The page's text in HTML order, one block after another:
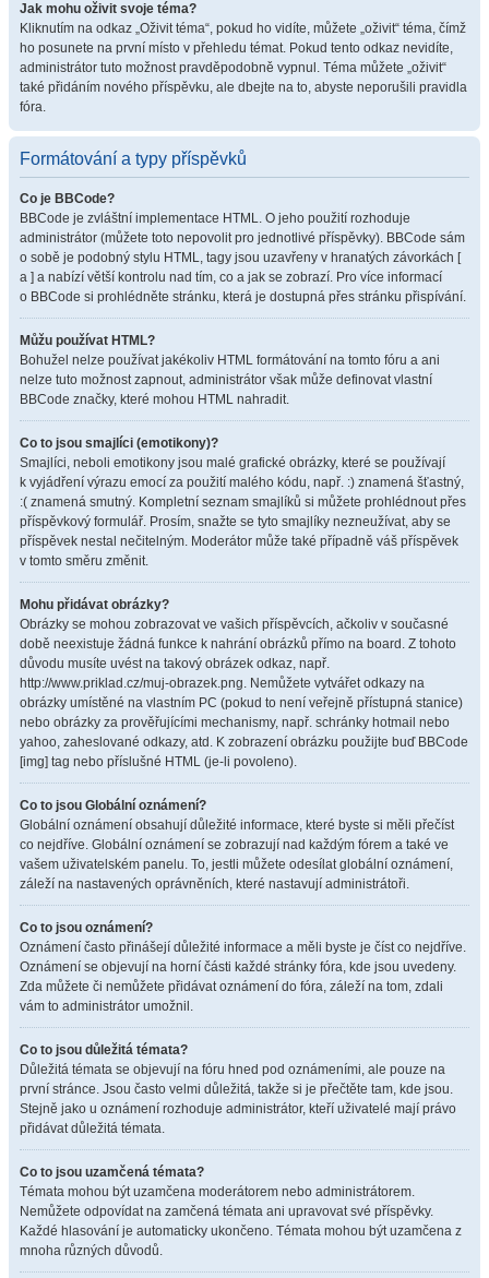
Jak mohu oživit svoje téma?
Kliknutím na odkaz „Oživit téma“, pokud ho vidíte, můžete „oživit“ téma, čímž
ho posunete na první místo v přehledu témat. Pokud tento odkaz nevidíte,
administrátor tuto možnost pravděpodobně vypnul. Téma můžete „oživit“
také přidáním nového příspěvku, ale dbejte na to, abyste neporušili pravidla
fóra.
Formátování a typy příspěvků
Co je BBCode?
BBCode je zvláštní implementace HTML. O jeho použití rozhoduje
administrátor (můžete toto nepovolit pro jednotlivé příspěvky). BBCode sám
o sobě je podobný stylu HTML, tagy jsou uzavřeny v hranatých závorkách [
a ] a nabízí větší kontrolu nad tím, co a jak se zobrazí. Pro více informací
o BBCode si prohlédněte stránku, která je dostupná přes stránku přispívání.
Můžu používat HTML?
Bohužel nelze používat jakékoliv HTML formátování na tomto fóru a ani
nelze tuto možnost zapnout, administrátor však může definovat vlastní
BBCode značky, které mohou HTML nahradit.
Co to jsou smajlíci (emotikony)?
Smajlíci, neboli emotikony jsou malé grafické obrázky, které se používají
k vyjádření výrazu emocí za použití malého kódu, např. :) znamená šťastný,
:( znamená smutný. Kompletní seznam smajlíků si můžete prohlédnout přes
příspěvkový formulář. Prosím, snažte se tyto smajlíky nezneužívat, aby se
příspěvek nestal nečitelným. Moderátor může také případně váš příspěvek
v tomto směru změnit.
Mohu přidávat obrázky?
Obrázky se mohou zobrazovat ve vašich příspěvcích, ačkoliv v současné
době neexistuje žádná funkce k nahrání obrázků přímo na board. Z tohoto
důvodu musíte uvést na takový obrázek odkaz, např.
http://www.priklad.cz/muj-obrazek.png. Nemůžete vytvářet odkazy na
obrázky umístěné na vlastním PC (pokud to není veřejně přístupná stanice)
nebo obrázky za prověřujícími mechanismy, např. schránky hotmail nebo
yahoo, zaheslované odkazy, atd. K zobrazení obrázku použijte buď BBCode
[img] tag nebo příslušné HTML (je-li povoleno).
Co to jsou Globální oznámení?
Globální oznámení obsahují důležité informace, které byste si měli přečíst
co nejdříve. Globální oznámení se zobrazují nad každým fórem a také ve
vašem uživatelském panelu. To, jestli můžete odesílat globální oznámení,
záleží na nastavených oprávněních, které nastavují administrátoři.
Co to jsou oznámení?
Oznámení často přinášejí důležité informace a měli byste je číst co nejdříve.
Oznámení se objevují na horní části každé stránky fóra, kde jsou uvedeny.
Zda můžete či nemůžete přidávat oznámení do fóra, záleží na tom, zdali
vám to administrátor umožnil.
Co to jsou důležitá témata?
Důležitá témata se objevují na fóru hned pod oznámeními, ale pouze na
první stránce. Jsou často velmi důležitá, takže si je přečtěte tam, kde jsou.
Stejně jako u oznámení rozhoduje administrátor, kteří uživatelé mají právo
přidávat důležitá témata.
Co to jsou uzamčená témata?
Témata mohou být uzamčena moderátorem nebo administrátorem.
Nemůžete odpovídat na zamčená témata ani upravovat své příspěvky.
Každé hlasování je automaticky ukončeno. Témata mohou být uzamčena z
mnoha různých důvodů.